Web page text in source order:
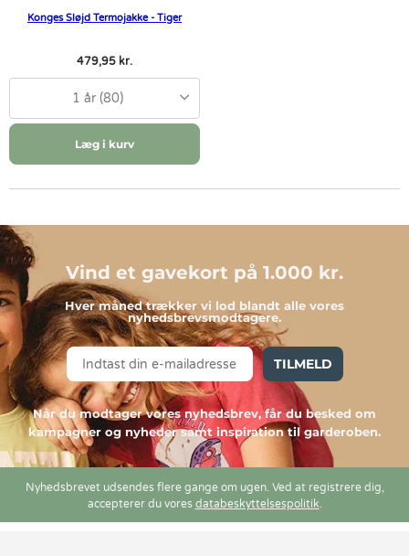
Konges Sløjd Termojakke - Tiger
479,95 kr.
1 år (80)
Læg i kurv
Vind et gavekort på 1.000 kr.
Hver måned trækker vi lod blandt alle vores
nyhedsbrevsmodtagere.
TILMELD
Når du modtager vores nyhedsbrev, får du besked om
kampagner og nyheder samt inspiration til garderoben.
Nyhedsbrevet udsendes flere gange om ugen. Ved at registrere dig,
accepterer du vores databeskyttelsespolitik.